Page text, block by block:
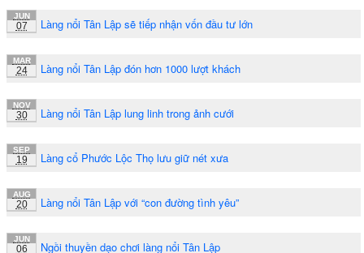
JUN
07 Làng nổi Tân Lập sẽ tiếp nhận vốn đầu tư lớn
MAR
24 Làng nổi Tân Lập đón hơn 1000 lượt khách
NOV
30 Làng nổi Tân Lập lung linh trong ảnh cưới
SEP
19 Làng cổ Phước Lộc Thọ lưu giữ nét xưa
AUG
20 Làng nổi Tân Lập với “con đường tình yêu”
JUN
06 Ngồi thuyền dạo chơi làng nổi Tân Lập